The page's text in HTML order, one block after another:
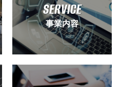
SERVICE
事業内容